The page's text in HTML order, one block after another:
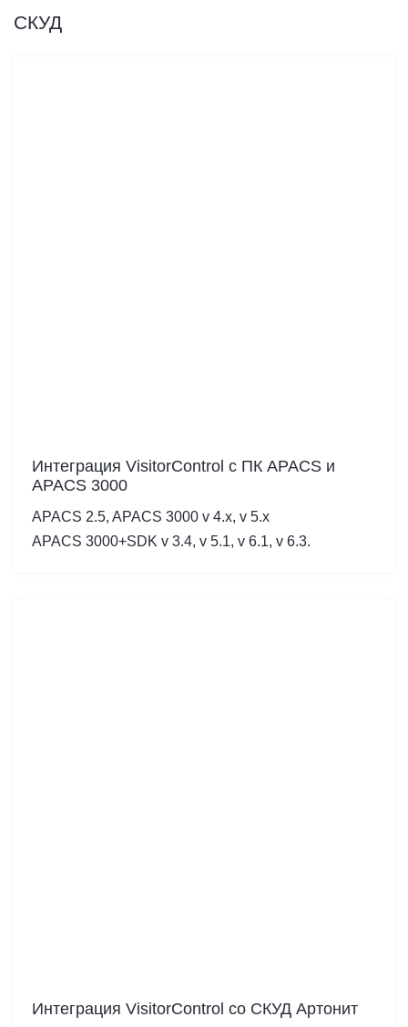
СКУД
Интеграция VisitorControl c ПК APACS и
APACS 3000
APACS 2.5, APACS 3000 v 4.x, v 5.x
APACS 3000+SDK v 3.4, v 5.1, v 6.1, v 6.3.
Интеграция VisitorControl cо СКУД Артонит